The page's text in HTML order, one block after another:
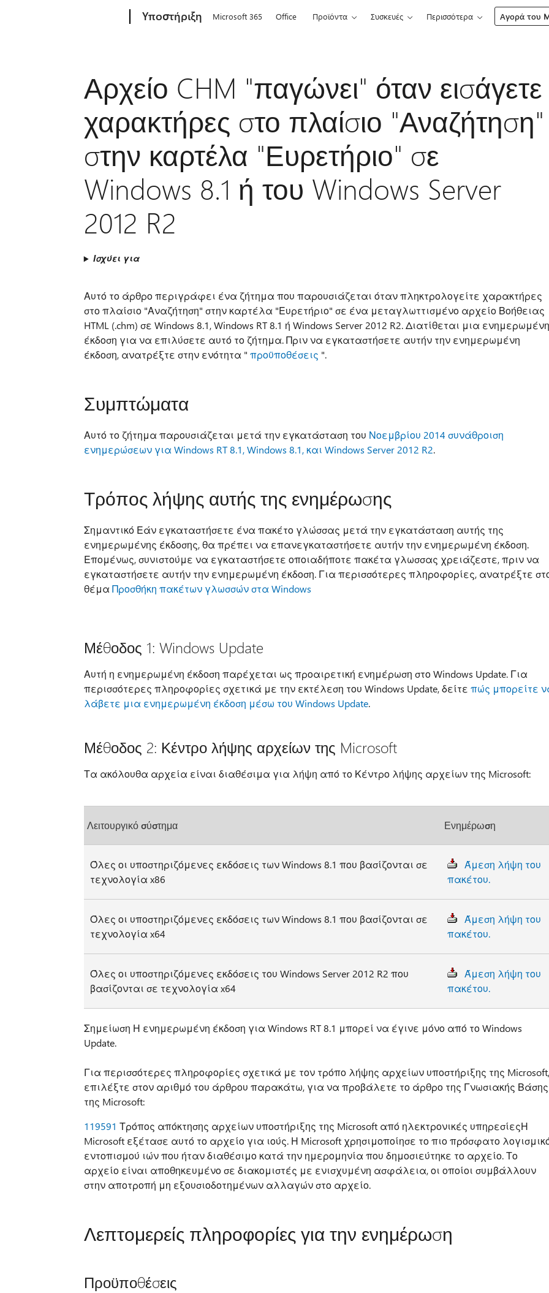
Υποστήριξη Microsoft 365 Office Προϊόντα Συσκευές Περισσότερα Αγορά του
Αρχείο CHM "παγώνει" όταν εισάγετε
χαρακτήρες στο πλαίσιο "Αναζήτηση"
στην καρτέλα "Ευρετήριο" σε
Windows 8.1 ή του Windows Server
2012 R2
Ισχύει για
Αυτό το άρθρο περιγράφει ένα ζήτημα που παρουσιάζεται όταν πληκτρολογείτε χαρακτήρες
στο πλαίσιο "Αναζήτηση" στην καρτέλα "Ευρετήριο" σε ένα μεταγλωττισμένο αρχείο Βοήθειας
HTML (.chm) σε Windows 8.1, Windows RT 8.1 ή Windows Server 2012 R2. Διατίθεται μια ενημερωμένη
έκδοση για να επιλύσετε αυτό το ζήτημα. Πριν να εγκαταστήσετε αυτήν την ενημερωμένη
έκδοση, ανατρέξτε στην ενότητα " προϋποθέσεις ".
Συμπτώματα
Αυτό το ζήτημα παρουσιάζεται μετά την εγκατάσταση του Νοεμβρίου 2014 συνάθροιση
ενημερώσεων για Windows RT 8.1, Windows 8.1, και Windows Server 2012 R2.
Τρόπος λήψης αυτής της ενημέρωσης
Σημαντικό Εάν εγκαταστήσετε ένα πακέτο γλώσσας μετά την εγκατάσταση αυτής της
ενημερωμένης έκδοσης, θα πρέπει να επανεγκαταστήσετε αυτήν την ενημερωμένη έκδοση.
Επομένως, συνιστούμε να εγκαταστήσετε οποιαδήποτε πακέτα γλωσσας χρειάζεστε, πριν να
εγκαταστήσετε αυτήν την ενημερωμένη έκδοση. Για περισσότερες πληροφορίες, ανατρέξτε
θέμα Προσθήκη πακέτων γλωσσών στα Windows
Μέθοδος 1: Windows Update
Αυτή η ενημερωμένη έκδοση παρέχεται ως προαιρετική ενημέρωση στο Windows Update. Για
περισσότερες πληροφορίες σχετικά με την εκτέλεση του Windows Update, δείτε πώς μπορείτε
λάβετε μια ενημερωμένη έκδοση μέσω του Windows Update.
Μέθοδος 2: Κέντρο λήψης αρχείων της Microsoft
Τα ακόλουθα αρχεία είναι διαθέσιμα για λήψη από το Κέντρο λήψης αρχείων της Microsoft:
Λειτουργικό σύστημα Ενημέρωση
Όλες οι υποστηριζόμενες εκδόσεις των Windows 8.1 που βασίζονται σε
τεχνολογία x86
Άμεση λήψη του
πακέτου.
Όλες οι υποστηριζόμενες εκδόσεις των Windows 8.1 που βασίζονται σε
τεχνολογία x64
Άμεση λήψη του
πακέτου.
Όλες οι υποστηριζόμενες εκδόσεις του Windows Server 2012 R2 που
βασίζονται σε τεχνολογία x64
Άμεση λήψη του
πακέτου.
Σημείωση Η ενημερωμένη έκδοση για Windows RT 8.1 μπορεί να έγινε μόνο από το Windows
Update.
Για περισσότερες πληροφορίες σχετικά με τον τρόπο λήψης αρχείων υποστήριξης της Microsoft,
επιλέξτε στον αριθμό του άρθρου παρακάτω, για να προβάλετε το άρθρο της Γνωσιακής Βάσης
της Microsoft:
119591 Τρόπος απόκτησης αρχείων υποστήριξης της Microsoft από ηλεκτρονικές υπηρεσίεςΗ
Microsoft εξέτασε αυτό το αρχείο για ιούς. Η Microsoft χρησιμοποίησε το πιο πρόσφατο
εντοπισμού ιών που ήταν διαθέσιμο κατά την ημερομηνία που δημοσιεύτηκε το αρχείο. Το
αρχείο είναι αποθηκευμένο σε διακομιστές με ενισχυμένη ασφάλεια, οι οποίοι συμβάλλουν
στην αποτροπή μη εξουσιοδοτημένων αλλαγών στο αρχείο.
Λεπτομερείς πληροφορίες για την ενημέρωση
Προϋποθέσεις